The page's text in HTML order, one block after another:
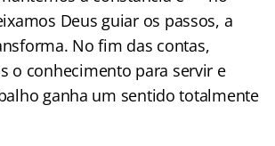
Deus guiar os passos, a
No fim das contas,
o conhecimento para servir e
ganha um sentido totalmente